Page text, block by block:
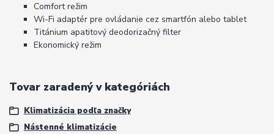
Comfort režim
Wi-Fi adaptér pre ovládanie cez smartfón alebo tablet
Titánium apatitový deodorizačný filter
Ekonomický režim
Tovar zaradený v kategóriách
Klimatizácia podľa značky
Nástenné klimatizácie